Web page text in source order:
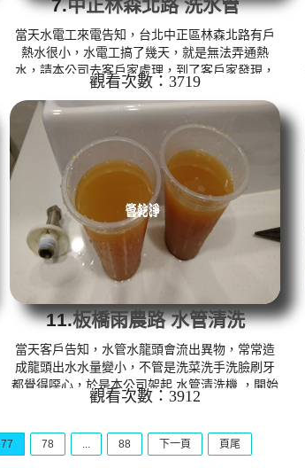
7.中正林森北路 洗水管
當天水電工來電告知，台北中正區林森北路有戶
熱水很小，水電工搞了幾天，就是無法弄通熱
水，請本公司去客戶家處理，到了客戶家發現，
電熱水器裡面管路超級骯髒，尤其是冷水管進水
口，水龍頭打開根本是泥漿水，於是本公司架起
水管清洗機 ，開始 清洗水管 ， 洗水管 的過程，
冷熱水管都冒出濃濃的泥漿，讓客戶大呼誇張，
水管清洗 約兩小時，讓水管水路終於能正常出
水。 清洗水管 水管清洗 洗水管 熱水管堵塞 熱
水忽冷忽熱 ...
觀看次數：3719
11.板橋雨農路 水管清洗
當天客戶告知，水管水龍頭會流出異物，常常造
成龍頭出水水量變小，不管是洗菜洗手洗臉刷牙
都覺得噁心，於是本公司架起 水管清洗機 ，開始
清洗水管 ， 洗水管 沒多久管路得髒水就不停冒
正常出水。 清洗水管 水管清洗 洗水管 熱水管堵
塞 熱水忽冷忽熱 ...
觀看次數：3912
77 78 ... 88 下一頁 頁尾